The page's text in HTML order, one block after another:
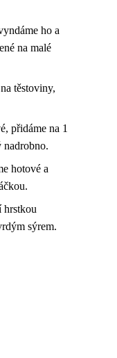
ho a
na malé
těstoviny,
přidáme na 1
nadrobno.
hotové a
hrstkou
sýrem.